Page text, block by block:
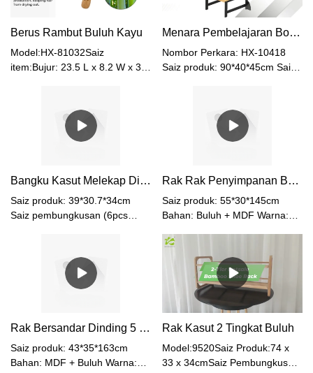
Berus Rambut Buluh Kayu
Model:HX-81032Saiz
item:Bujur: 23.5 L x 8.2 W x 3.5
kgBahan:Buluh + Getah +
PlastikWarna:Semulajadi
Menara Pembelajaran Boleh Laras Tinggi untuk Kanak-kanak, Perlindungan Kecondongan Bergaya
Nombor Perkara: HX-10418
Saiz produk: 90*40*45cm Saiz
kasar: 6.0kg Bahan: Buluh
Warna: Hitam + Asli Ciri-ciri
Khas: Ketinggian Boleh Laras
Bangku Kasut Melekap Dinding Buluh Padat - Reka Bentuk Boleh Lipat & Jimat Ruang
Saiz produk: 39*30.7*34cm
Saiz pembungkusan (6pcs
Buluh Warna: Semulajadi
Rak Rak Penyimpanan Buluh dan MDF yang Dilekap di Dinding
Saiz produk: 55*30*145cm
Bahan: Buluh + MDF Warna:
Rak Bersandar Dinding 5 Tingkat
Saiz produk: 43*35*163cm
Bahan: MDF + Buluh Warna:
Rak Kasut 2 Tingkat Buluh
Model:9520Saiz Produk:74 x
33 x 34cmSaiz Pembungkusan